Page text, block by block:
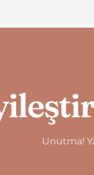
Unutma!